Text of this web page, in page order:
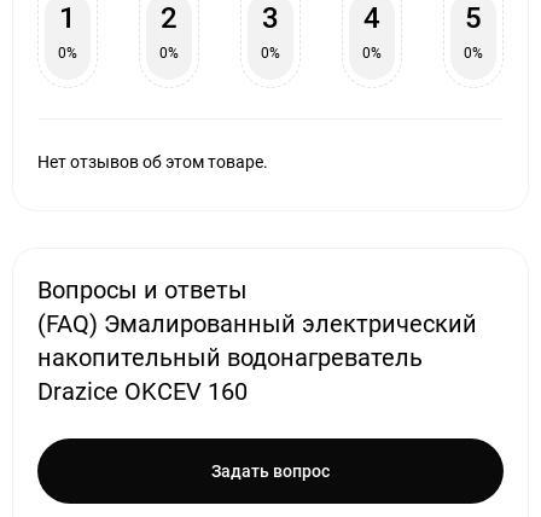
1
0%
2
0%
3
0%
4
0%
5
0%
Нет отзывов об этом товаре.
Вопросы и ответы
(FAQ) Эмалированный электрический
накопительный водонагреватель
Drazice OKCEV 160
Задать вопрос